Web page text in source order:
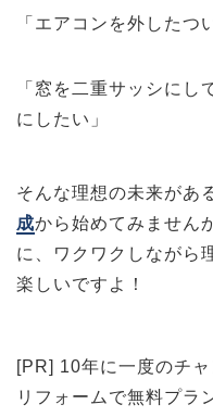
「エアコンを外したつ
「窓を二重サッシにし
にしたい」
そんな理想の未来があ
成から始めてみません
に、ワクワクしながら
楽しいですよ！
[PR] 10年に一度のチ
リフォームで無料プラ